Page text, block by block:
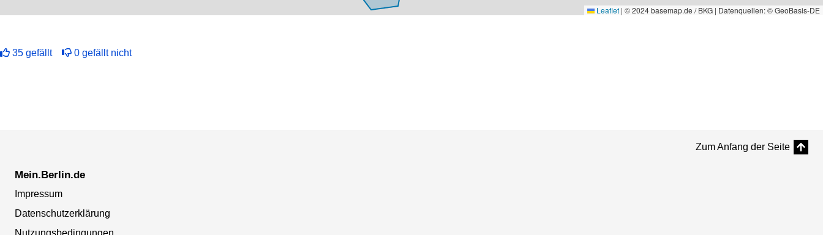
Leaflet | © 2024 basemap.de / BKG | Datenquellen: © GeoBasis-DE
35 gefällt 0 gefällt nicht
Zum Anfang der Seite
Mein.Berlin.de
Impressum
Datenschutzerklärung